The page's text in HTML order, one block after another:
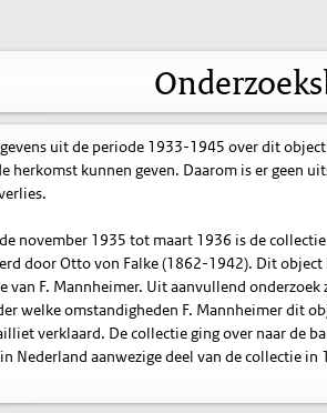
uit de periode 1933-1945 over dit
herkomst kunnen geven. Daarom is er geen
november 1935 tot maart 1936 is de
door Otto von Falke (1862-1942). Dit
van F. Mannheimer. Uit aanvullend
welke omstandigheden F. Mannheimer dit
verklaard. De collectie ging over naar de
Nederland aanwezige deel van de collectie